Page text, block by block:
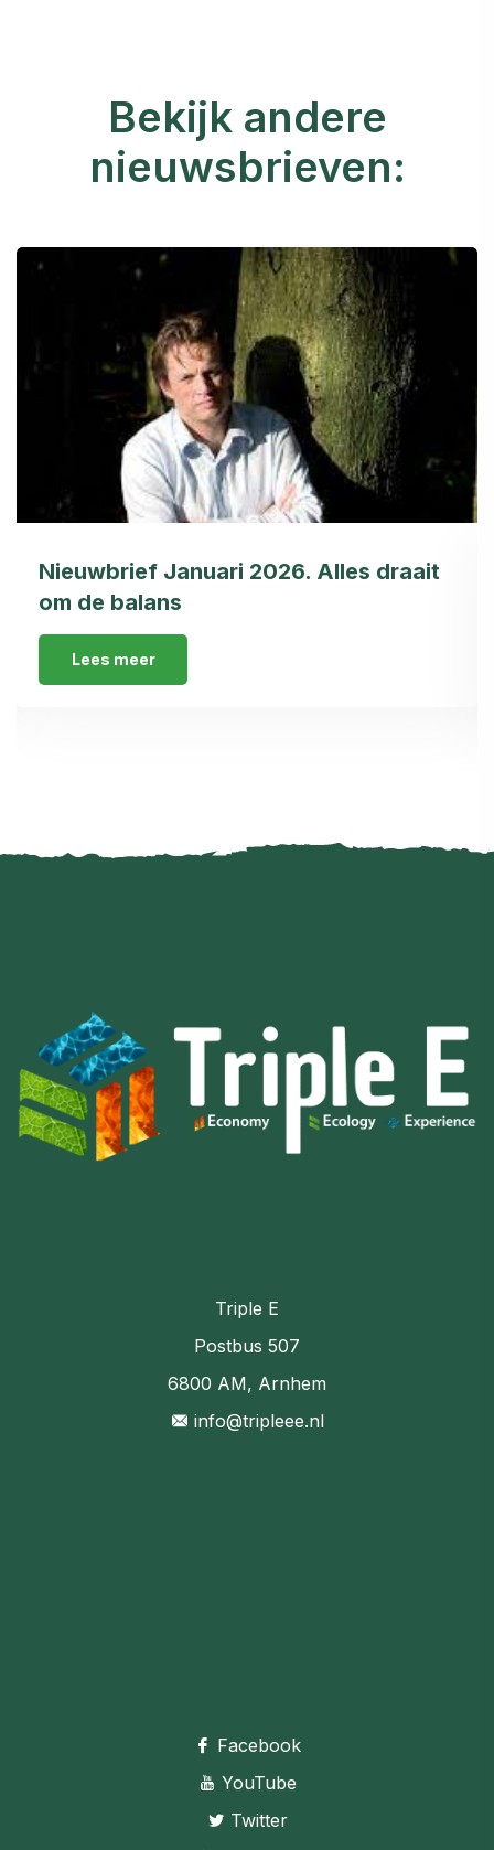
Bekijk andere
nieuwsbrieven:
Nieuwbrief Januari 2026. Alles draait
om de balans
Lees meer
Triple E
Postbus 507
6800 AM, Arnhem
info@tripleee.nl
Facebook
YouTube
Twitter